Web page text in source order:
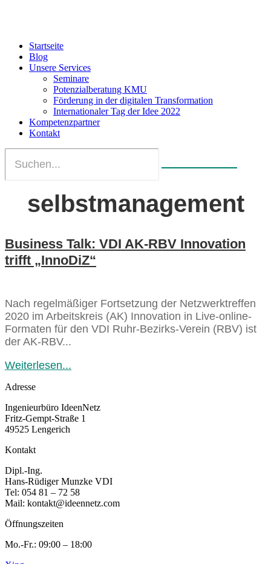
Startseite
Blog
Unsere Services
Seminare
Potenzialberatung KMU
Förderung in der digitalen Transformation
Internationaler Tag der Idee 2022
Kompetenzpartner
Kontakt
selbstmanagement
Business Talk: VDI AK-RBV Innovation
trifft „InnoDiZ“
Nach regelmäßiger Fortsetzung der Netzwerktreffen
2020 im Arbeitskreis (AK) Innovation in Live-online-
Formaten für den VDI Ruhr-Bezirks-Verein (RBV) ist
der AK-RBV...
Weiterlesen...
Adresse
Ingenieurbüro IdeenNetz
Fritz-Gempt-Straße 1
49525 Lengerich
Kontakt
Dipl.-Ing.
Hans-Rüdiger Munzke VDI
Tel: 054 81 – 72 58
Mail: kontakt@ideennetz.com
Öffnungszeiten
Mo.-Fr.: 09:00 – 18:00